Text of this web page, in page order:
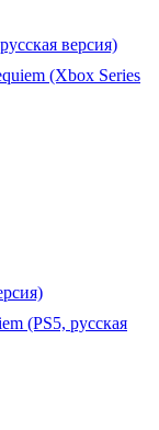
версия)
(Xbox Series
(PS5, русская